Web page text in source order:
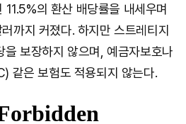
의 환산 배당률을 내세우며
까지 커졌다. 하지만 스트레티지
보장하지 않으며, 예금자보호나
같은 보험도 적용되지 않는다.